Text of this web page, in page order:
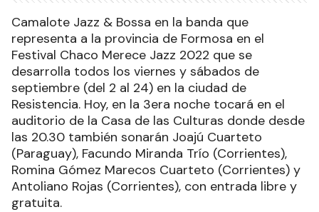
Camalote Jazz & Bossa en la banda que
representa a la provincia de Formosa en el
Festival Chaco Merece Jazz 2022 que se
desarrolla todos los viernes y sábados de
septiembre (del 2 al 24) en la ciudad de
Resistencia. Hoy, en la 3era noche tocará en el
auditorio de la Casa de las Culturas donde desde
las 20.30 también sonarán Joajú Cuarteto
(Paraguay), Facundo Miranda Trío (Corrientes),
Romina Gómez Marecos Cuarteto (Corrientes) y
Antoliano Rojas (Corrientes), con entrada libre y
gratuita.